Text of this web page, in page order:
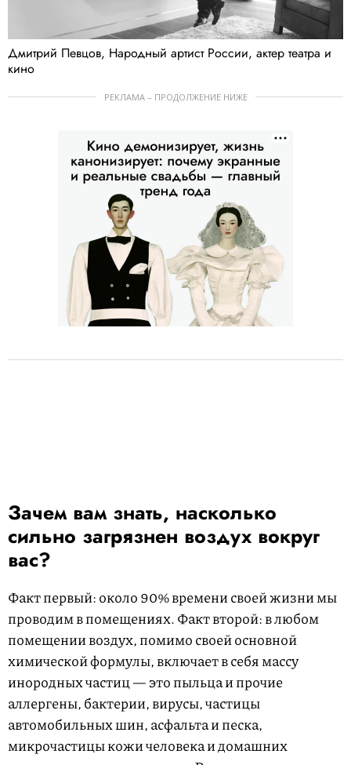
Дмитрий Певцов, Народный артист России, актер театра и
кино
РЕКЛАМА – ПРОДОЛЖЕНИЕ НИЖЕ
Зачем вам знать, насколько
сильно загрязнен воздух вокруг
вас?
Факт первый: около 90% времени своей жизни мы
проводим в помещениях. Факт второй: в любом
помещении воздух, помимо своей основной
химической формулы, включает в себя массу
инородных частиц — это пыльца и прочие
аллергены, бактерии, вирусы, частицы
автомобильных шин, асфальта и песка,
микрочастицы кожи человека и домашних